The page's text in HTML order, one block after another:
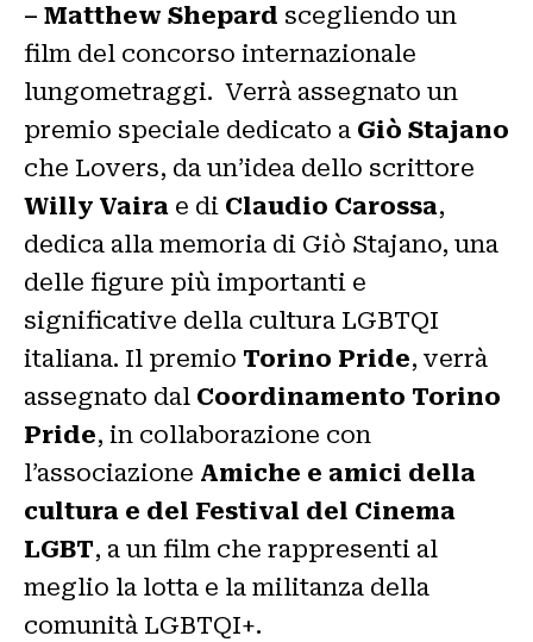
– Matthew Shepard scegliendo un
film del concorso internazionale
lungometraggi. Verrà assegnato un
premio speciale dedicato a Giò Stajano
che Lovers, da un’idea dello scrittore
Willy Vaira e di Claudio Carossa,
dedica alla memoria di Giò Stajano, una
delle figure più importanti e
significative della cultura LGBTQI
italiana. Il premio Torino Pride, verrà
assegnato dal Coordinamento Torino
Pride, in collaborazione con
l’associazione Amiche e amici della
cultura e del Festival del Cinema
LGBT, a un film che rappresenti al
meglio la lotta e la militanza della
comunità LGBTQI+.